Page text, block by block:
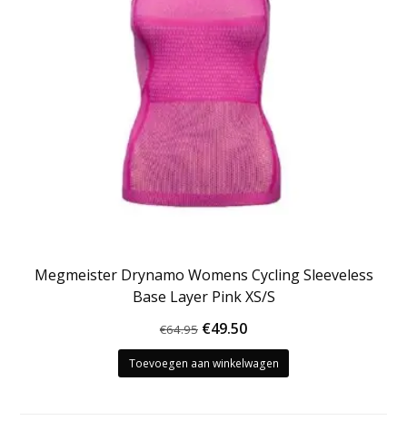
Megmeister Drynamo Womens Cycling Sleeveless
Base Layer Pink XS/S
€64.95 Oorspronkelijke
prijs
was:
€49.50Huidige
prijs
is:
Toevoegen aan winkelwagen